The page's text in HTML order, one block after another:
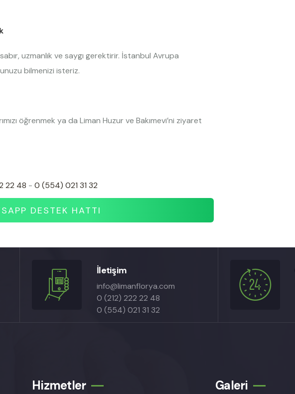
uzmanlık ve saygı gerektirir. İstanbul Avrupa
bilmenizi isteriz.
öğrenmek ya da Liman Huzur ve Bakımevi’ni ziyaret
22 48 - 0 (554) 021 31 32
DESTEK HATTI
İletişim
info@limanflorya.com
0 (212) 222 22 48
0 (554) 021 31 32
Hizmetler Galeri